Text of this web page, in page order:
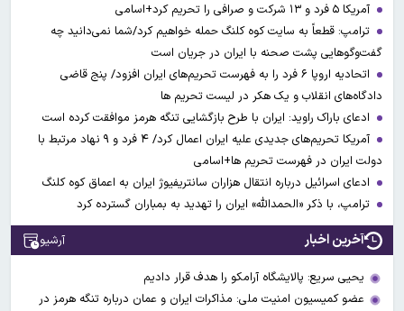
آمریکا ۵ فرد و ۱۳ شرکت و صرافی را تحریم کرد+اسامی
ترامپ: قطعاً به سایت کوه کلنگ حمله خواهیم کرد/شما نمی‌دانید چه
گفت‌وگوهایی پشت صحنه با ایران در جریان است
اتحادیه اروپا ۶ فرد را به فهرست تحریم‌های ایران افزود/ پنج قاضی
دادگاه‌های انقلاب و یک هکر در لیست تحریم ها
ادعای باراک راوید: ایران با طرح بازگشایی تنگه هرمز موافقت کرده است
آمریکا تحریم‌های جدیدی علیه ایران اعمال کرد/ ۴ فرد و ۹ نهاد مرتبط با
دولت ایران در فهرست تحریم ها+اسامی
ادعای اسرائیل درباره انتقال هزاران سانتریفیوژ ایران به اعماق کوه کلنگ
ترامپ، با ذکر «الحمدالله» ایران را تهدید به بمباران گسترده کرد
آخرین اخبار آرشیو
یحیی سریع: پالایشگاه آرامکو را هدف قرار دادیم
عضو کمیسیون امنیت ملی: مذاکرات ایران و عمان درباره تنگه هرمز در